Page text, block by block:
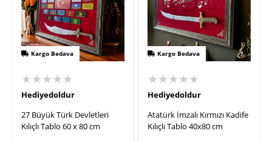
Kargo Bedava
★★★★★
Hediyedoldur
27 Büyük Türk Devletleri
Kılıçlı Tablo 60 x 80 cm
Kargo Bedava
★★★★★
Hediyedoldur
Atatürk İmzalı Kırmızı Kadife
Kılıçlı Tablo 40x80 cm